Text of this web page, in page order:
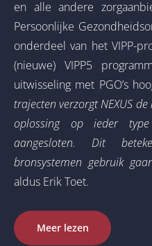
en alle andere
Persoonlijke
onderdeel van het VIPP-
(nieuwe) VIPP5
uitwisseling met PGO’s
trajecten verzorgt NEXUS
oplossing op ieder
aangesloten. Dit
bronsystemen gebruik
aldus Erik Toet.
Meer lezen